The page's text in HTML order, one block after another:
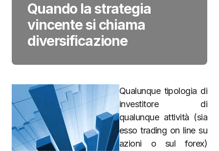
Quando la strategia
vincente si chiama
diversificazione
Qualunque tipologia di
investitore di
qualunque attività (sia
esso trading on line su
azioni o sul forex)